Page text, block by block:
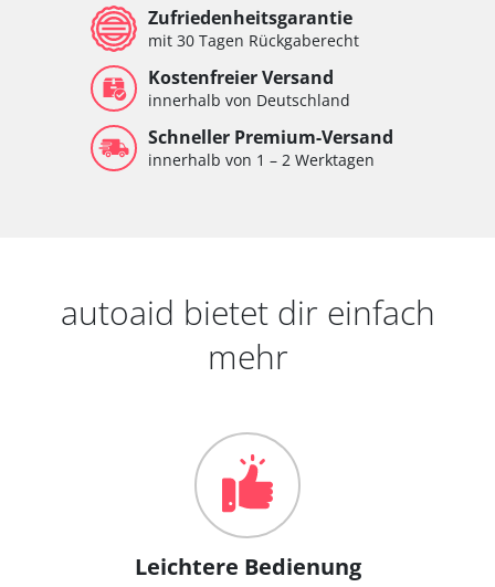
Zufriedenheitsgarantie
mit 30 Tagen Rückgaberecht
Kostenfreier Versand
innerhalb von Deutschland
Schneller Premium-Versand
innerhalb von 1 – 2 Werktagen
autoaid bietet dir einfach
mehr
Leichtere Bedienung